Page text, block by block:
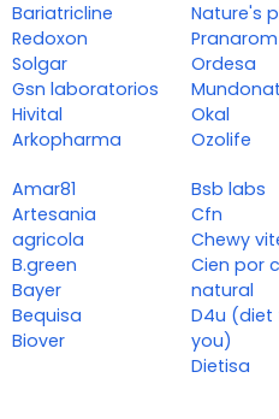
Bariatricline
Redoxon
Solgar
Gsn laboratorios
Hivital
Arkopharma
Nature's
Pranarom
Ordesa
Okal
Ozolife
Amar81
Artesania
agricola
B.green
Bayer
Bequisa
Biover
Bsb labs
Cfn
Chewy
Cien por
natural
D4u (diet
you)
Dietisa